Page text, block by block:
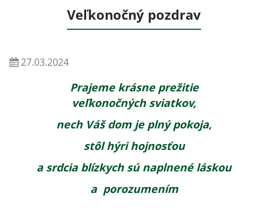
Veľkonočný pozdrav
27.03.2024
Prajeme krásne prežitie
veľkonočných sviatkov,
nech Váš dom je plnýpokoja,
stôl hýri hojnosťou
a srdcia blízkych sú naplnené láskou
a porozumením